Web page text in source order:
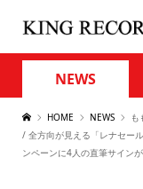
NEWS
HOME NEWS
も
/ 全方向が見える「レナセー
ンペーンに4人の直筆サイン